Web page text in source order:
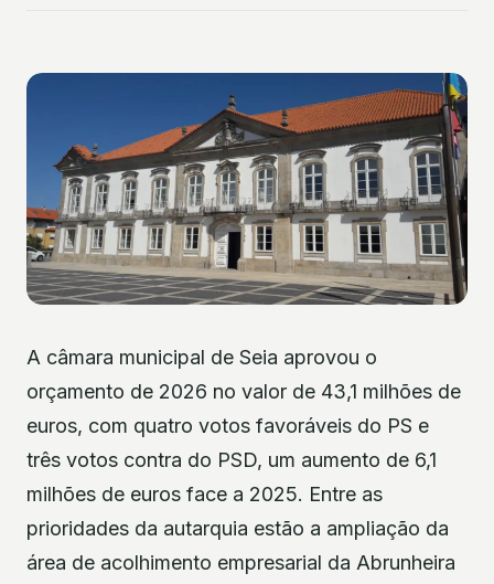
A câmara municipal de Seia aprovou o
orçamento de 2026 no valor de 43,1 milhões de
euros, com quatro votos favoráveis do PS e
três votos contra do PSD, um aumento de 6,1
milhões de euros face a 2025. Entre as
prioridades da autarquia estão a ampliação da
área de acolhimento empresarial da Abrunheira